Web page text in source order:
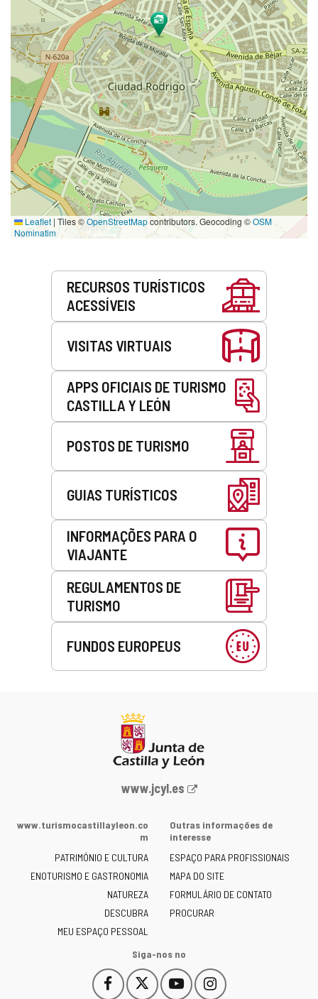
Leaflet | Tiles ©OpenStreetMapcontributors. Geocoding ©OSM
Nominatim
RECURSOS TURÍSTICOS
ACESSÍVEIS
VISITAS VIRTUAIS
APPS OFICIAIS DE TURISMO
CASTILLA Y LEÓN
POSTOS DE TURISMO
GUIAS TURÍSTICOS
INFORMAÇÕES PARA O
VIAJANTE
REGULAMENTOS DE
TURISMO
FUNDOS EUROPEUS
Portal
Junta
Castilla
y
León
-
www.jcyl.es
www.turismocastillayleon.co
m
PATRIMÓNIO E CULTURA
ENOTURISMO E GASTRONOMIA
NATUREZA
DESCUBRA
MEU ESPAÇO PESSOAL
Outras informações de
interesse
ESPAÇO PARA PROFISSIONAIS
MAPA DO SITE
FORMULÁRIO DE CONTATO
PROCURAR
Siga-nos no
Facebook
Este
Este
YouTube
Este
Instagram
Este